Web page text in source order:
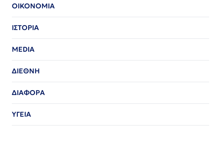
ΟΙΚΟΝΟΜΙΑ
ΙΣΤΟΡΙΑ
MEDIA
ΔΙΕΘΝΗ
ΔΙΑΦΟΡΑ
ΥΓΕΙΑ